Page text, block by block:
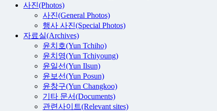
사진(Photos)
사진(General Photos)
행사 사진(Special Photos)
자료실(Archives)
윤치호(Yun Tchiho)
윤치영(Yun Tchiyoung)
윤일선(Yun Ilsun)
윤보선(Yun Posun)
윤창구(Yun Changkoo)
기타 문서(Documents)
관련사이트(Relevant sites)